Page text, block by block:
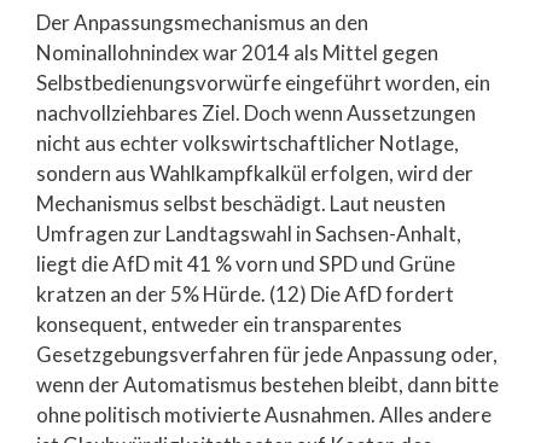
Der Anpassungsmechanismus an den
Nominallohnindex war 2014 als Mittel gegen
Selbstbedienungsvorwürfe eingeführt worden, ein
nachvollziehbares Ziel. Doch wenn Aussetzungen
nicht aus echter volkswirtschaftlicher Notlage,
sondern aus Wahlkampfkalkül erfolgen, wird der
Mechanismus selbst beschädigt. Laut neusten
Umfragen zur Landtagswahl in Sachsen-Anhalt,
liegt die AfD mit 41 % vorn und SPD und Grüne
kratzen an der 5% Hürde. (12) Die AfD fordert
konsequent, entweder ein transparentes
Gesetzgebungsverfahren für jede Anpassung oder,
wenn der Automatismus bestehen bleibt, dann bitte
ohne politisch motivierte Ausnahmen. Alles andere